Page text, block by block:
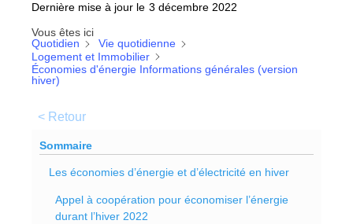
Dernière mise à jour le 3 décembre 2022
Vous êtes ici
Quotidien
Vie quotidienne
Logement et Immobilier
Économies d'énergie Informations générales (version
hiver)
< Retour
Sommaire
Les économies d’énergie et d’électricité en hiver
Appel à coopération pour économiser l’énergie
durant l’hiver 2022